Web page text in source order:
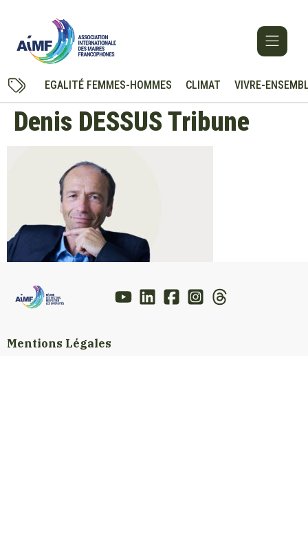
EGALITÉ FEMMES-HOMMES CLIMAT VIVRE-
Denis DESSUS Tribune
Mentions Légales